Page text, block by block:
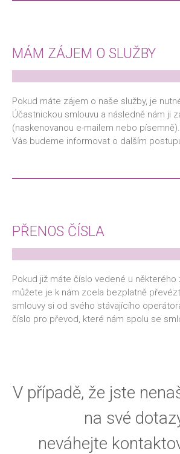
MÁM ZÁJEM O SLUŽBY
Pokud máte zájem o naše služby, je
Účastnickou smlouvu a následně nám ji
(naskenovanou e-mailem nebo
Vás budeme informovat o dalším
PŘENOS ČÍSLA
Pokud již máte číslo vedené u některého
můžete je k nám zcela bezplatně
smlouvy si od svého stávajícího
číslo pro převod, které nám spolu se
V případě, že jste
na své
neváhejte